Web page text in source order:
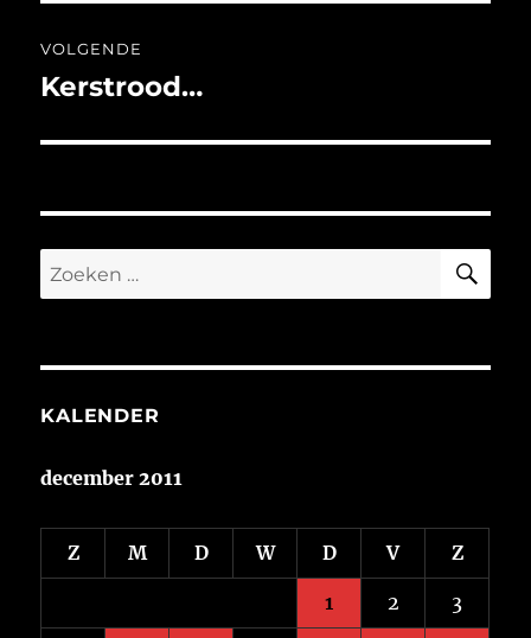
VOLGENDE
Volgend
Kerstrood…
Zoeken
naar:
KALENDER
december 2011
Z M D W D V Z
1 2 3